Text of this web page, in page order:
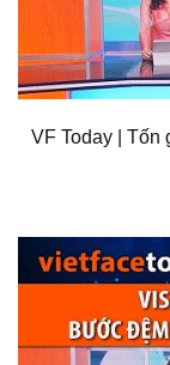
VF Today | Tốn